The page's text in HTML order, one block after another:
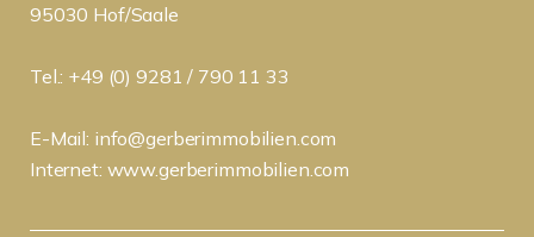
95030 Hof/Saale
Tel.: +49 (0) 9281 / 790 11 33
E-Mail: info@gerberimmobilien.com
Internet: www.gerberimmobilien.com